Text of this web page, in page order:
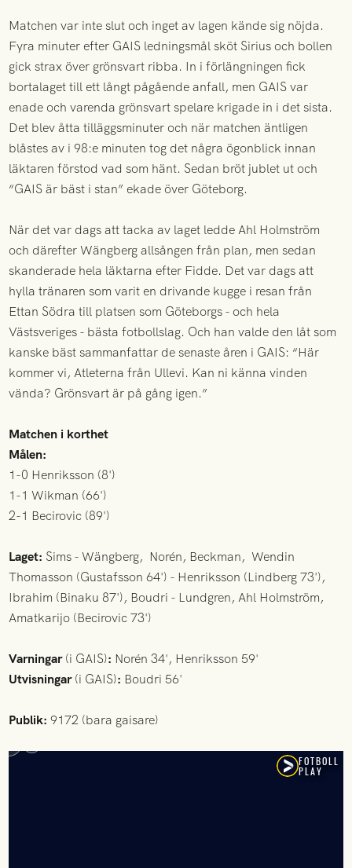
Matchen var inte slut och inget av lagen kände sig nöjda.
Fyra minuter efter GAIS ledningsmål sköt Sirius och bollen
gick strax över grönsvart ribba. In i förlängningen fick
bortalaget till ett långt pågående anfall, men GAIS var
enade och varenda grönsvart spelare krigade in i det sista.
Det blev åtta tilläggsminuter och när matchen äntligen
blåstes av i 98:e minuten tog det några ögonblick innan
läktaren förstod vad som hänt. Sedan bröt jublet ut och
“GAIS är bäst i stan” ekade över Göteborg.
När det var dags att tacka av laget ledde Ahl Holmström
och därefter Wängberg allsången från plan, men sedan
skanderade hela läktarna efter Fidde. Det var dags att
hylla tränaren som varit en drivande kugge i resan från
Ettan Södra till platsen som Göteborgs - och hela
Västsveriges - bästa fotbollslag. Och han valde den låt som
kanske bäst sammanfattar de senaste åren i GAIS: “Här
kommer vi, Atleterna från Ullevi. Kan ni känna vinden
vända? Grönsvart är på gång igen.”
Matchen i korthet
Målen:
1-0 Henriksson (8')
1-1 Wikman (66')
2-1 Becirovic (89')
Laget: Sims - Wängberg, Norén, Beckman, Wendin
Thomasson (Gustafsson 64') - Henriksson (Lindberg 73'),
Ibrahim (Binaku 87'), Boudri - Lundgren, Ahl Holmström,
Amatkarijo (Becirovic 73')
Varningar(i GAIS): Norén 34', Henriksson 59'
Utvisningar(i GAIS): Boudri 56'
Publik: 9172 (bara gaisare)